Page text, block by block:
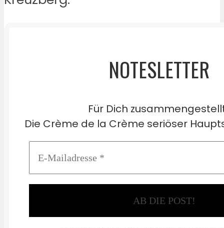
NOTESLETTER
Für Dich
Die Crème de la Crème seriöser